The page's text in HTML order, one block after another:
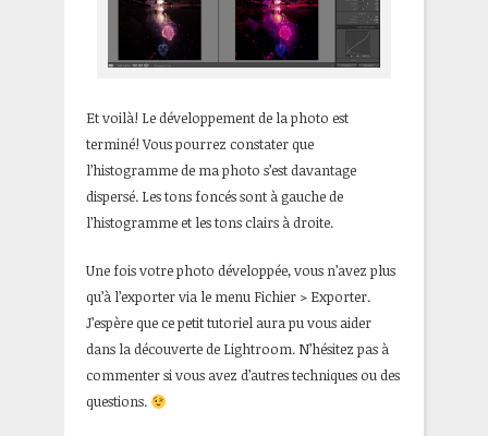
Et voilà! Le développement de la photo est
terminé! Vous pourrez constater que
l’histogramme de ma photo s’est davantage
dispersé. Les tons foncés sont à gauche de
l’histogramme et les tons clairs à droite.
Une fois votre photo développée, vous n’avez plus
qu’à l’exporter via le menu Fichier > Exporter.
J’espère que ce petit tutoriel aura pu vous aider
dans la découverte de Lightroom. N’hésitez pas à
commenter si vous avez d’autres techniques ou des
questions.